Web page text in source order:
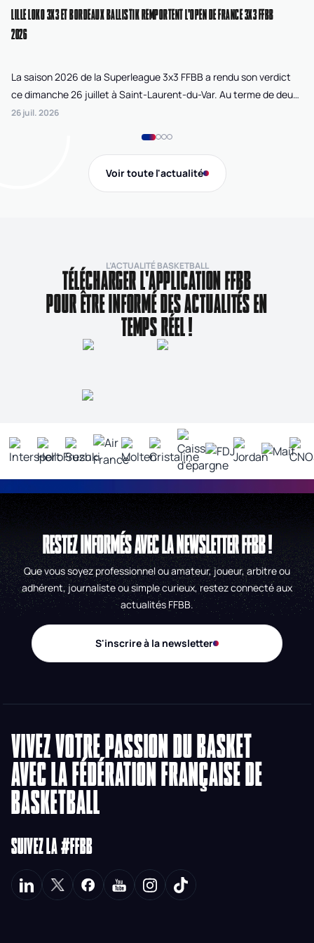
LILLE LOKO 3X3 ET BORDEAUX BALLISTIK REMPORTENT L'OPEN DE FRANCE 3X3 FFBB
2026
La saison 2026 de la Superleague 3x3 FFBB a rendu son verdict
ce dimanche 26 juillet à Saint-Laurent-du-Var. Au terme de deux
journées de compétition disputées sur la plage Cousteau, Lille
26 juil. 2026
Voir toute l'actualité
L’ACTUALITÉ BASKETBALL
TÉLÉCHARGER L'APPLICATION FFBB
POUR ÊTRE INFORMÉ DES ACTUALITÉS EN
TEMPS RÉEL !
RESTEZ INFORMÉS AVEC LA NEWSLETTER FFBB !
Que vous soyez professionnel ou amateur, joueur, arbitre ou
adhérent, journaliste ou simple curieux, restez connecté aux
actualités FFBB.
S'inscrire à la newsletter
VIVEZ VOTRE PASSION DU BASKET
AVEC LA FÉDÉRATION FRANÇAISE DE
BASKETBALL
SUIVEZ LA #FFBB